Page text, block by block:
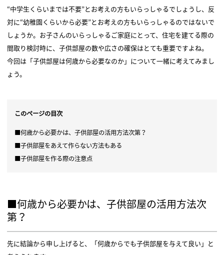
“中学生くらいまでは不要”とお考えの方もいらっしゃるでしょうし、反
対に“幼稚園くらいから必要”とお考えの方もいらっしゃるのではないで
しょうか。お子さんのいらっしゃるご家庭にとって、住宅を建てる際の
間取り検討時に、子供部屋の数や広さの確保はとても重要ですよね。
今回は「子供部屋は何歳から必要なのか」について一緒に考えてみまし
ょう。
このページの目次
■何歳から必要かは、子供部屋の活用方法次第？
■子供部屋をあえて作らない方法もある
■子供部屋を作る際の注意点
■何歳から必要かは、子供部屋の活用方法次
第？
先に結論から申し上げると、「何歳からでも子供部屋を与えて良い」と